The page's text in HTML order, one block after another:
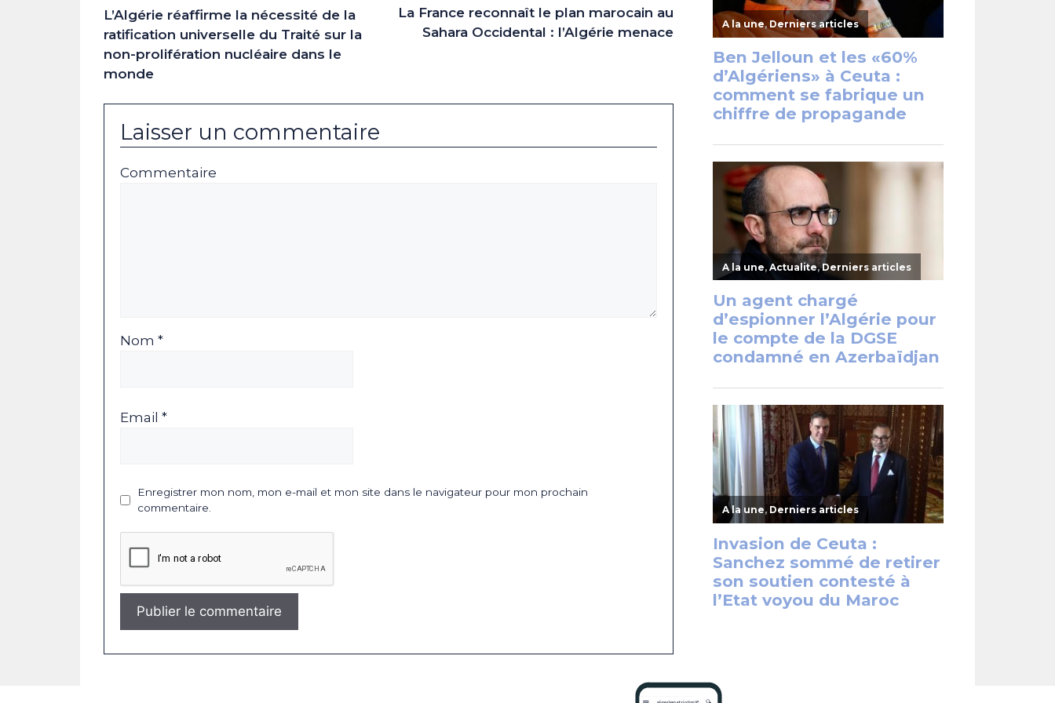
L’Algérie réaffirme la nécessité de la
ratification universelle du Traité sur la
non-prolifération nucléaire dans le
monde
La France reconnaît le plan marocain au
Sahara Occidental : l’Algérie menace
Laisser un commentaire
Commentaire
Nom *
Email *
Enregistrer mon nom, mon e-mail et mon site dans le navigateur pour mon prochain
commentaire.